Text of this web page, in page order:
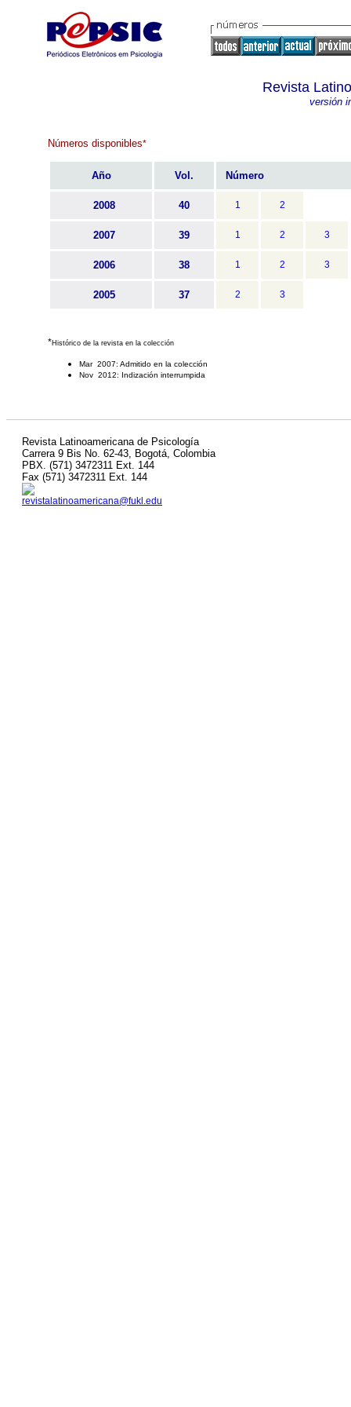
Revista
versión
Números disponibles*
Año Vol. Número
2008 40 1 2
2007 39 1 2 3
2006 38 1 2 3
2005 37 2 3
*Histórico de la revista en la colección
Mar 2007: Admitido en la colección
Nov 2012: Indización interrumpida
Revista Latinoamericana de Psicología
Carrera 9 Bis No. 62-43, Bogotá, Colombia
PBX. (571) 3472311 Ext. 144
Fax (571) 3472311 Ext. 144
revistalatinoamericana@fukl.edu